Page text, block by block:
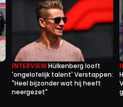
INTERVIEWHülkenberg looft
'ongelofelijk talent' Verstappen:
"Heel bijzonder wat hij heeft
neergezet"